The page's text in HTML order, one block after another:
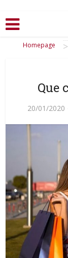
Homepage >
Que
20/01/2020